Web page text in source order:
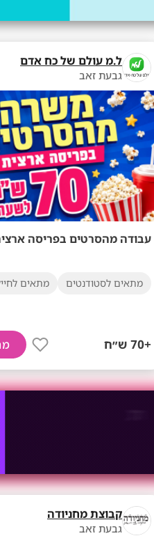
ל.מ עולם של כח אדם
גבעת זאב
עבודה מהסרטים בפריסה
מתאים לסטודנטים מתאים
+70 ש״ח
קבוצת מחניודה
גבעת זאב